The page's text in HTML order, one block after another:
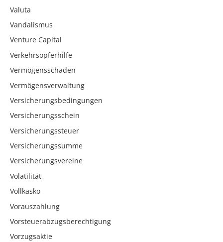
Valuta
Vandalismus
Venture Capital
Verkehrsopferhilfe
Vermögensschaden
Vermögensverwaltung
Versicherungsbedingungen
Versicherungsschein
Versicherungssteuer
Versicherungssumme
Versicherungsvereine
Volatilität
Vollkasko
Vorauszahlung
Vorsteuerabzugsberechtigung
Vorzugsaktie